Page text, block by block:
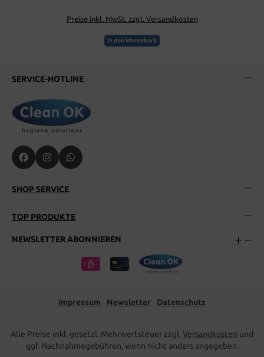
Preise inkl. MwSt. zzgl. Versandkosten
In den Warenkorb
SERVICE-HOTLINE
SHOP SERVICE
TOP PRODUKTE
NEWSLETTER ABONNIEREN
Impressum Newsletter Datenschutz
Alle Preise inkl. gesetzl. Mehrwertsteuer zzgl. Versandkosten und
ggf. Nachnahmegebühren, wenn nicht anders angegeben.